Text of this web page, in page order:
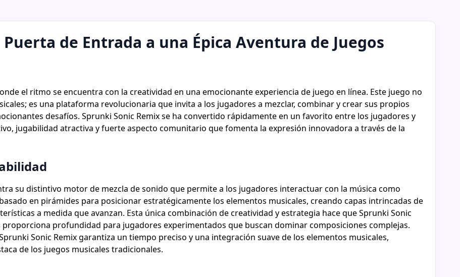
de Entrada a una Épica Aventura de Juegos
el ritmo se encuentra con la creatividad en una emocionante experiencia de juego en línea. Este juego no
es una plataforma revolucionaria que invita a los jugadores a mezclar, combinar y crear sus propios
desafíos. Sprunki Sonic Remix se ha convertido rápidamente en un favorito entre los jugadores y
jugabilidad atractiva y fuerte aspecto comunitario que fomenta la expresión innovadora a través de la
su distintivo motor de mezcla de sonido que permite a los jugadores interactuar con la música como
en pirámides para posicionar estratégicamente los elementos musicales, creando capas intrincadas de
a medida que avanzan. Esta única combinación de creatividad y estrategia hace que Sprunki Sonic
profundidad para jugadores experimentados que buscan dominar composiciones complejas.
Sonic Remix garantiza un tiempo preciso y una integración suave de los elementos musicales,
de los juegos musicales tradicionales.